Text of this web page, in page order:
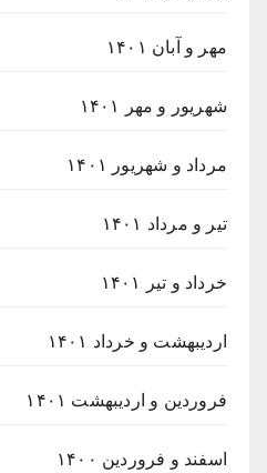
مهر و آبان ۱۴۰۱
شهریور و مهر ۱۴۰۱
مرداد و شهریور ۱۴۰۱
تیر و مرداد ۱۴۰۱
خرداد و تیر ۱۴۰۱
اردیبهشت و خرداد ۱۴۰۱
فروردین و اردیبهشت ۱۴۰۱
اسفند و فروردین ۱۴۰۰